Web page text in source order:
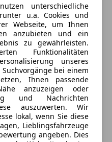
unterschiedliche
u.a. Cookies und
Webseite, um Ihnen
anzubieten und ein
zu gewährleisten.
Funktionalitäten
unseres
bei einem
Ihnen passende
anzuzeigen oder
und Nachrichten
auszuwerten. Wir
lokal, wenn Sie diese
Lieblingsfahrzeuge
angeben. Dies